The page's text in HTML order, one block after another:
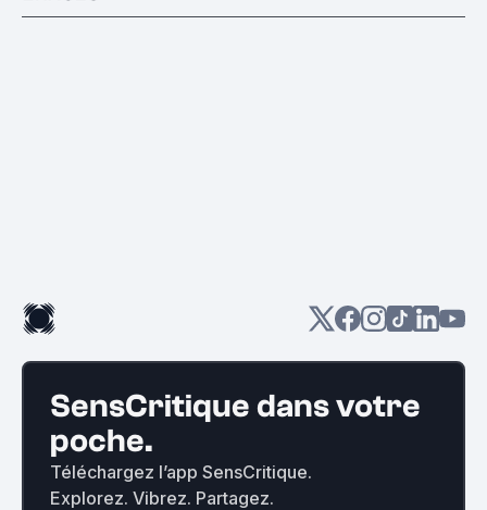
SensCritique dans votre
poche.
Téléchargez l’app SensCritique.
Explorez. Vibrez. Partagez.